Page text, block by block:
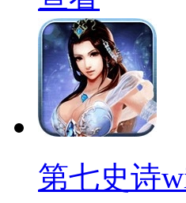
第七史诗